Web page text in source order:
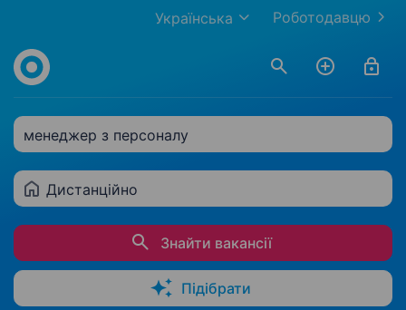
Роботодавцю
Українська
менеджер з персоналу
Дистанційно
Знайти вакансії
Підібрати